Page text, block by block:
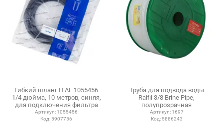
Гибкий шланг ITAL 1055456
1/4 дюйма, 10 метров, синяя,
для подключения фильтра
Артикул: 1055456
Код: 5907756
Труба для подвода воды
Raifil 3/8 Brine Pipe,
полупрозрачная
Артикул: 1697
Код: 5886243